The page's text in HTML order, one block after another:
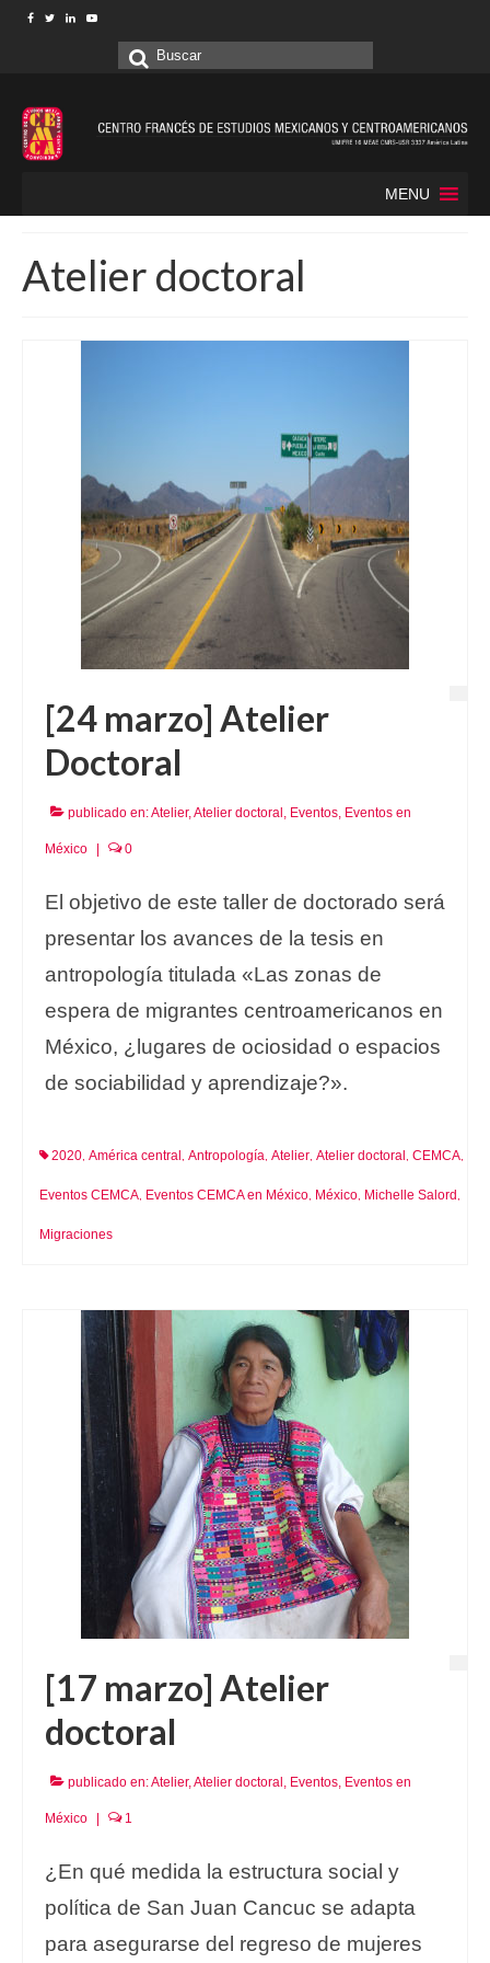
Buscar
MENU
Atelier doctoral
[24 marzo] Atelier
Doctoral
publicado en:Atelier,Atelier doctoral , Eventos, Eventos en
México 0
El objetivo de este taller de doctorado será
presentar los avances de la tesis en
antropología titulada «Las zonas de
espera de migrantes centroamericanos en
México, ¿lugares de ociosidad o espacios
de sociabilidad y aprendizaje?».
2020, América central , Antropología, Atelier, Atelier doctoral , CEMCA,
Eventos CEMCA, Eventos CEMCA en México, México, Michelle Salord ,
Migraciones
[17 marzo] Atelier
doctoral
publicado en:Atelier,Atelier doctoral , Eventos, Eventos en
México 1
¿En qué medida la estructura social y
política de San Juan Cancuc se adapta
para asegurarse del regreso de mujeres